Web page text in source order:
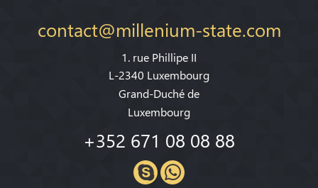
contact@millenium-state.com
1. rue Phillipe II
L-2340 Luxembourg
Grand-Duché de
Luxembourg
+352 671 08 08 88